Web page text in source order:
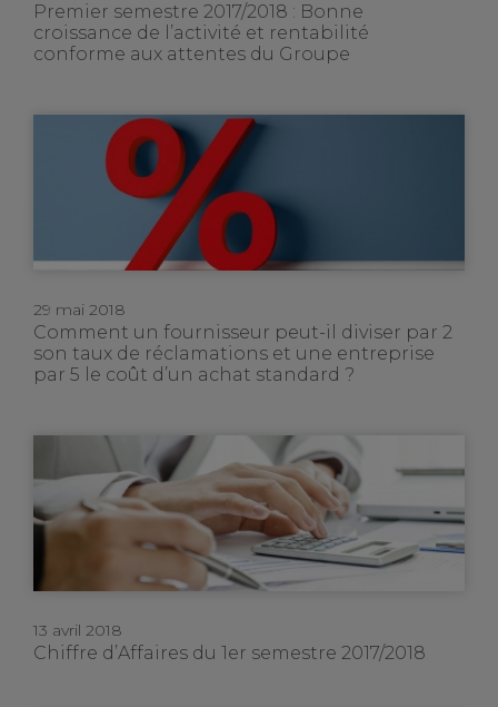
Premier semestre 2017/2018 : Bonne
croissance de l’activité et rentabilité
conforme aux attentes du Groupe
29 mai 2018
Comment un fournisseur peut-il diviser par 2
son taux de réclamations et une entreprise
par 5 le coût d’un achat standard ?
13 avril 2018
Chiffre d’Affaires du 1er semestre 2017/2018